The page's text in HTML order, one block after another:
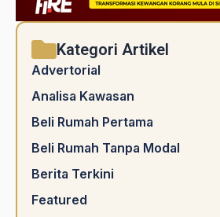
Kategori Artikel
Advertorial
Analisa Kawasan
Beli Rumah Pertama
Beli Rumah Tanpa Modal
Berita Terkini
Featured